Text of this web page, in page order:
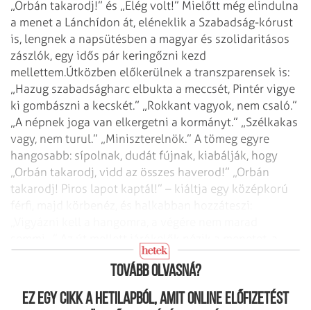
„Orbán takarodj!” és „Elég volt!” Mielőtt még elindulna
a menet a Lánchídon át, eléneklik a Szabadság-kórust
is, lengnek a napsütésben a magyar és szolidaritásos
zászlók, egy idős pár keringőzni kezd
mellettem.Útközben előkerülnek a transzparensek is:
„Hazug szabadságharc elbukta a meccsét, Pintér vigye
ki gombászni a kecskét.” „Rokkant vagyok, nem csaló.”
„A népnek joga van elkergetni a kormányt.” „Szélkakas
vagy, nem turul.” „Miniszterelnök.” A tömeg egyre
hangosabb: sípolnak, dudát fújnak, kiabálják, hogy
„Orbán takarodj, vidd az összes haverod!” „Orbán
takarodj! Piros lapot kaptál!” – kiáltja egy középkorú
tüntetők elkezdik skandálni feléjük: „Gyertek velünk!”
Tovább olvasná?
Ez egy cikk a hetilapból, amit online előfizetést